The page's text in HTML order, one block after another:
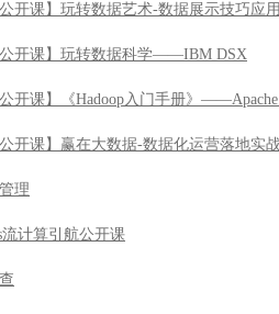
公开课】玩转数据艺术-数据展示技巧应
公开课】玩转数据科学——IBM DSX
开课】《Hadoop入门手册》
公开课】赢在大数据-数据化运营落地实
理
流计算引航公开课